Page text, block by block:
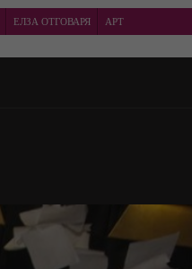
ЕЛЗА ОТГОВАРЯ
АРТ